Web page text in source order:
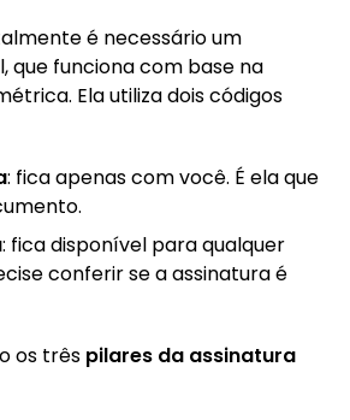
é necessário um
que funciona com base na
Ela utiliza dois códigos
: fica apenas com você. É ela que
: fica disponível para qualquer
conferir se a assinatura é
os três pilares da assinatura